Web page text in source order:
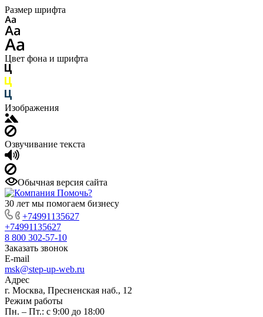
Размер шрифта
Цвет фона и шрифта
Изображения
Озвучивание текста
Обычная версия сайта
30 лет мы помогаем бизнесу
+74991135627
+74991135627
8 800 302-57-10
Заказать звонок
E-mail
msk@step-up-web.ru
Адрес
г. Москва, Пресненская наб., 12
Режим работы
Пн. – Пт.: с 9:00 до 18:00